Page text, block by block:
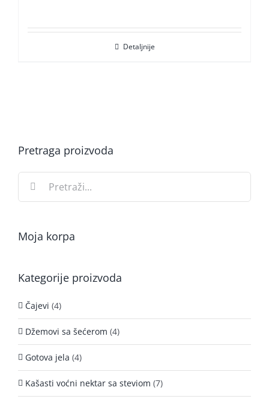
Detaljnije
Pretraga proizvoda
Search
for:
Moja korpa
Kategorije proizvoda
Čajevi (4)
Džemovi sa šećerom (4)
Gotova jela (4)
Kašasti voćni nektar sa steviom (7)